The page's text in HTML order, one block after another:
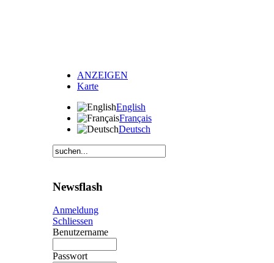
ANZEIGEN
Karte
English
Français
Deutsch
Newsflash
Anmeldung
Schliessen
Benutzername
Passwort